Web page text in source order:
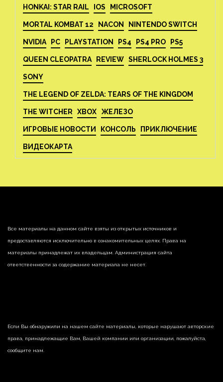
HONKAI: STAR RAIL IOS MICROSOFT
MORTAL KOMBAT 12 NACON NINTENDO SWITCH
NVIDIA PC PLAYSTATION PS4 PS4 PRO PS5
QUEEN CLEOPATRA REVIEW SHERLOCK HOLMES 3
SONY
THE LEGEND OF ZELDA: TEARS OF THE KINGDOM
THE WITCHER XBOX ЖЕЛЕЗО
ИГРОВЫЕ НОВОСТИ КОНСОЛЬ ПРИКЛЮЧЕНИЕ
ВИДЕОКАРТА
Все материалы на данном сайте взяты из открытых источников и
предоставляются исключительно в ознакомительных целях. Права на
материалы принадлежат их владельцам. Администрация сайта
ответственности за содержание материала не несет.
Если Вы обнаружили на нашем сайте материалы, которые нарушают авторские
права, принадлежащие Вам, Вашей компании или организации, пожалуйста,
сообщите нам.